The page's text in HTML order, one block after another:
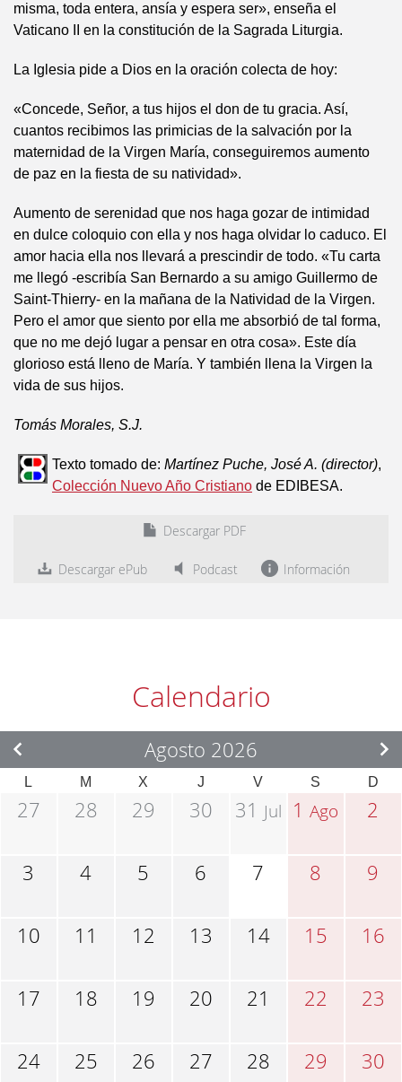
misma, toda entera, ansía y espera ser», enseña el
Vaticano II en la constitución de la Sagrada Liturgia.
La Iglesia pide a Dios en la oración colecta de hoy:
«Concede, Señor, a tus hijos el don de tu gracia. Así,
cuantos recibimos las primicias de la salvación por la
maternidad de la Virgen María, conseguiremos aumento
de paz en la fiesta de su natividad».
Aumento de serenidad que nos haga gozar de intimidad
en dulce coloquio con ella y nos haga olvidar lo caduco. El
amor hacia ella nos llevará a prescindir de todo. «Tu carta
me llegó -escribía San Bernardo a su amigo Guillermo de
Saint-Thierry- en la mañana de la Natividad de la Virgen.
Pero el amor que siento por ella me absorbió de tal forma,
que no me dejó lugar a pensar en otra cosa». Este día
glorioso está lleno de María. Y también llena la Virgen la
vida de sus hijos.
Tomás Morales, S.J.
Texto tomado de: Martínez Puche, José A. (director),
Colección Nuevo Año Cristiano de EDIBESA.
Descargar PDF
Descargar ePub Podcast Información
Calendario
Agosto 2026
L M X J V S D
27 28 29 30 31 Jul 1Ago 2
3 4 5 6 7 8 9
10 11 12 13 14 15 16
17 18 19 20 21 22 23
24 25 26 27 28 29 30